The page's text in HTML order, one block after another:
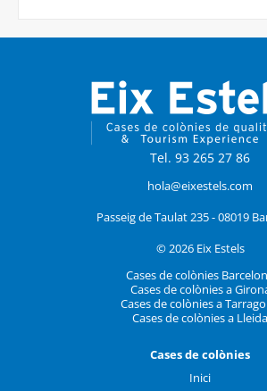
Tel. 93 265 27 86
hola@eixestels.com
Passeig de Taulat 235 - 08019
© 2026 Eix Estels
Cases de colònies
Cases de colònies a
Cases de colònies a
Cases de colònies a Lleida
Cases de colònies
Inici